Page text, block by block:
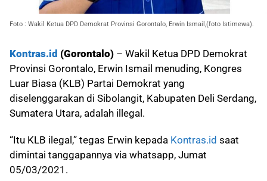
Foto : Wakil Ketua DPD Demokrat Provinsi Gorontalo, Erwin Ismail,(foto Istimewa).
Kontras.id (Gorontalo) – Wakil Ketua DPD Demokrat
Provinsi Gorontalo, Erwin Ismail menuding, Kongres
Luar Biasa (KLB) Partai Demokrat yang
diselenggarakan di Sibolangit, Kabupaten Deli Serdang,
Sumatera Utara, adalah illegal.
“Itu KLB ilegal,” tegas Erwin kepada Kontras.id saat
dimintai tanggapannya via whatsapp, Jumat
05/03/2021.